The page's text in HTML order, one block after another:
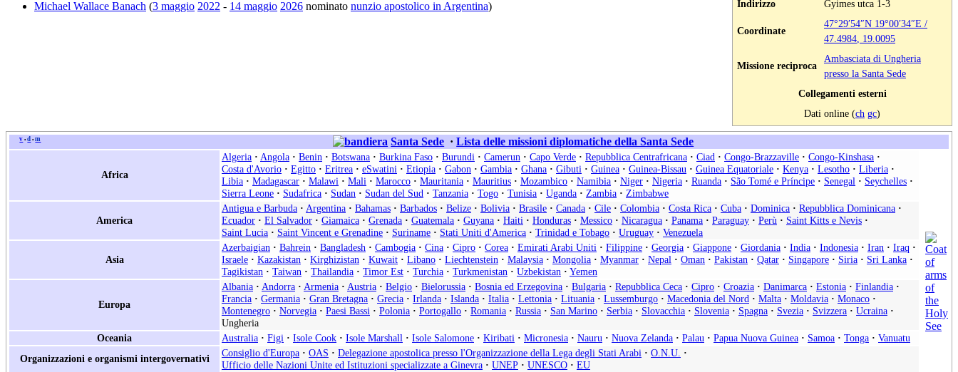
Indirizzo
Gyimes utca 1-3
Coordinate
47°29′54″N 19°00′34″E /
47.4984, 19.0095
Missione reciproca
Ambasciata di Ungheria
presso la Santa Sede
Collegamenti esterni
Dati online (ch gc)
Michael Wallace Banach (3 maggio 2022 - 14 maggio 2026 nominato nunzio apostolico in Argentina)
v • d • m Santa Sede · Lista delle missioni diplomatiche della Santa Sede
Africa
Algeria · Angola · Benin · Botswana · Burkina Faso · Burundi · Camerun · Capo Verde · Repubblica Centrafricana · Ciad · Congo-Brazzaville · Congo-Kinshasa ·
Costa d'Avorio · Egitto · Eritrea · eSwatini · Etiopia · Gabon · Gambia · Ghana · Gibuti · Guinea · Guinea-Bissau · Guinea Equatoriale · Kenya · Lesotho · Liberia ·
Libia · Madagascar · Malawi · Mali · Marocco · Mauritania · Mauritius · Mozambico · Namibia · Niger · Nigeria · Ruanda · São Tomé e Príncipe · Senegal · Seychelles ·
Sierra Leone · Sudafrica · Sudan · Sudan del Sud · Tanzania · Togo · Tunisia · Uganda · Zambia · Zimbabwe
America
Antigua e Barbuda · Argentina · Bahamas · Barbados · Belize · Bolivia · Brasile · Canada · Cile · Colombia · Costa Rica · Cuba · Dominica · Repubblica Dominicana ·
Ecuador · El Salvador · Giamaica · Grenada · Guatemala · Guyana · Haiti · Honduras · Messico · Nicaragua · Panama · Paraguay · Perù · Saint Kitts e Nevis ·
Saint Lucia · Saint Vincent e Grenadine · Suriname · Stati Uniti d'America · Trinidad e Tobago · Uruguay · Venezuela
Asia
Azerbaigian · Bahrein · Bangladesh · Cambogia · Cina · Cipro · Corea · Emirati Arabi Uniti · Filippine · Georgia · Giappone · Giordania · India · Indonesia · Iran · Iraq ·
Israele · Kazakistan · Kirghizistan · Kuwait · Libano · Liechtenstein · Malaysia · Mongolia · Myanmar · Nepal · Oman · Pakistan · Qatar · Singapore · Siria · Sri Lanka ·
Tagikistan · Taiwan · Thailandia · Timor Est · Turchia · Turkmenistan · Uzbekistan · Yemen
Europa
Albania · Andorra · Armenia · Austria · Belgio · Bielorussia · Bosnia ed Erzegovina · Bulgaria · Repubblica Ceca · Cipro · Croazia · Danimarca · Estonia · Finlandia ·
Francia · Germania · Gran Bretagna · Grecia · Irlanda · Islanda · Italia · Lettonia · Lituania · Lussemburgo · Macedonia del Nord · Malta · Moldavia · Monaco ·
Montenegro · Norvegia · Paesi Bassi · Polonia · Portogallo · Romania · Russia · San Marino · Serbia · Slovacchia · Slovenia · Spagna · Svezia · Svizzera · Ucraina ·
Ungheria
Oceania
Australia · Figi · Isole Cook · Isole Marshall · Isole Salomone · Kiribati · Micronesia · Nauru · Nuova Zelanda · Palau · Papua Nuova Guinea · Samoa · Tonga · Vanuatu
Organizzazioni e organismi intergovernativi
Consiglio d'Europa · OAS · Delegazione apostolica presso l'Organizzazione della Lega degli Stati Arabi · O.N.U. ·
Ufficio delle Nazioni Unite ed Istituzioni specializzate a Ginevra · UNEP · UNESCO · EU